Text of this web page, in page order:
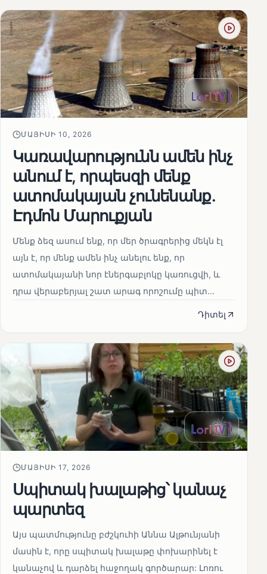
ՄԱՅԻՍԻ 10, 2026
Կառավարությունն ամեն ինչ
անում է, որպեսզի մենք
ատոմակայան չունենանք․
Էդմոն Մարուքյան
Մենք ձեզ ասում ենք, որ մեր ծրագրերից մեկն էլ
այն է, որ մենք ամեն ինչ անելու ենք, որ
ատոմակայանի նոր էներգաբլոկը կառուցվի, և
դրա վերաբերյալ շատ արագ որոշումը պիտ...
Դիտել
ՄԱՅԻՍԻ 17, 2026
Սպիտակ խալաթից՝ կանաչ
պարտեզ
Այս պատմությունը բժշկուհի Աննա Ալթունյանի
մասին է, որը սպիտակ խալաթը փոխարինել է
կանաչով և դարձել հաջողակ գործարար: Լոռու